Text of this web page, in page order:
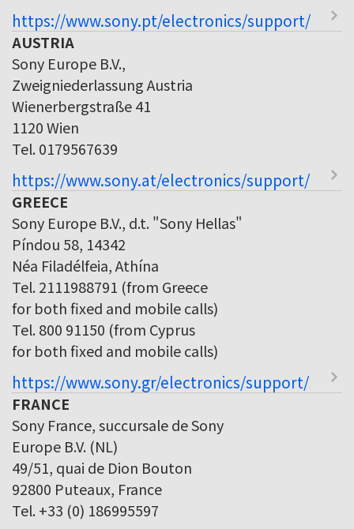
https://www.sony.pt/electronics/support/
AUSTRIA
Sony Europe B.V.,
Zweigniederlassung Austria
Wienerbergstraße 41
1120 Wien
Tel. 0179567639
https://www.sony.at/electronics/support/
GREECE
Sony Europe B.V., d.t. "Sony Hellas"
Píndou 58, 14342
Néa Filadélfeia, Athína
Tel. 2111988791 (from Greece
for both fixed and mobile calls)
Tel. 800 91150 (from Cyprus
for both fixed and mobile calls)
https://www.sony.gr/electronics/support/
FRANCE
Sony France, succursale de Sony
Europe B.V. (NL)
49/51, quai de Dion Bouton
92800 Puteaux, France
Tel. +33 (0) 186995597